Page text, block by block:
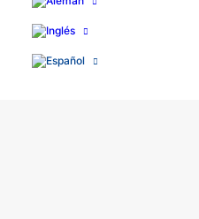
Sistema de